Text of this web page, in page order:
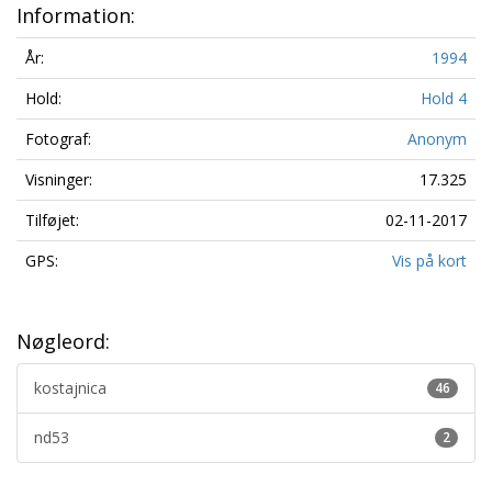
Information:
År:
1994
Hold:
Hold 4
Fotograf:
Anonym
Visninger:
17.325
Tilføjet:
02-11-2017
GPS:
Vis på kort
Nøgleord:
46
kostajnica
2
nd53